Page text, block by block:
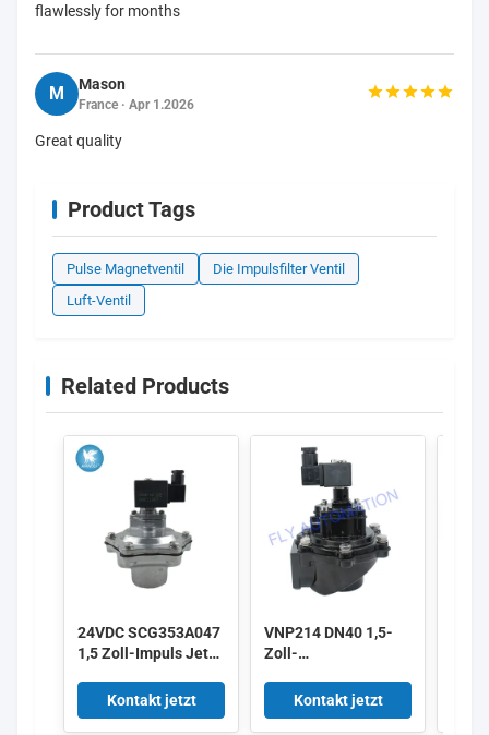
flawlessly for months
M Mason
France · Apr 1.2026
Great quality
Product Tags
Pulse Magnetventil
Die Impulsfilter Ventil
Luft-Ventil
Related Products
24VDC SCG353A047
1,5 Zoll-Impuls Jet
Kontakt jetzt
VNP214 DN40 1,5-
Zoll-
220/50 Aluminium-
Puls
Kontakt jetzt